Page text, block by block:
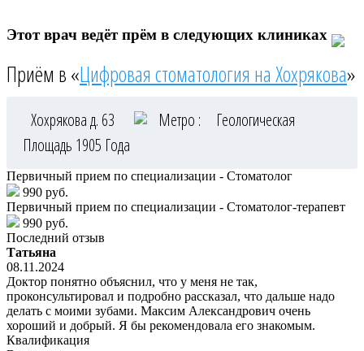
Этот врач ведёт прём в следующих клиниках
Приём в «Цифровая стоматология на Хохрякова»
Хохрякова д. 63 Метро :
Геологическая
Площадь 1905 Года
Первичный прием по специализации - Стоматолог
990 руб.
Первичный прием по специализации - Стоматолог-терапевт
990 руб.
Последний отзыв
Татьяна
08.11.2024
Доктор понятно объяснил, что у меня не так,
проконсультировал и подробно рассказал, что дальше надо
делать с моими зубами. Максим Александрович очень
хороший и добрый. Я бы рекомендовала его знакомым.
Квалификация